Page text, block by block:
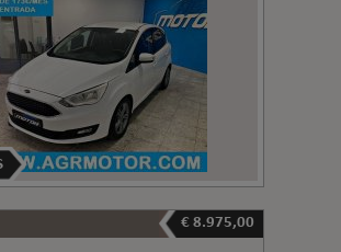
€ 8.975,00